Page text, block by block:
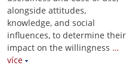
alongside attitudes,
knowledge, and social
influences, to determine their
impact on the willingness …
více